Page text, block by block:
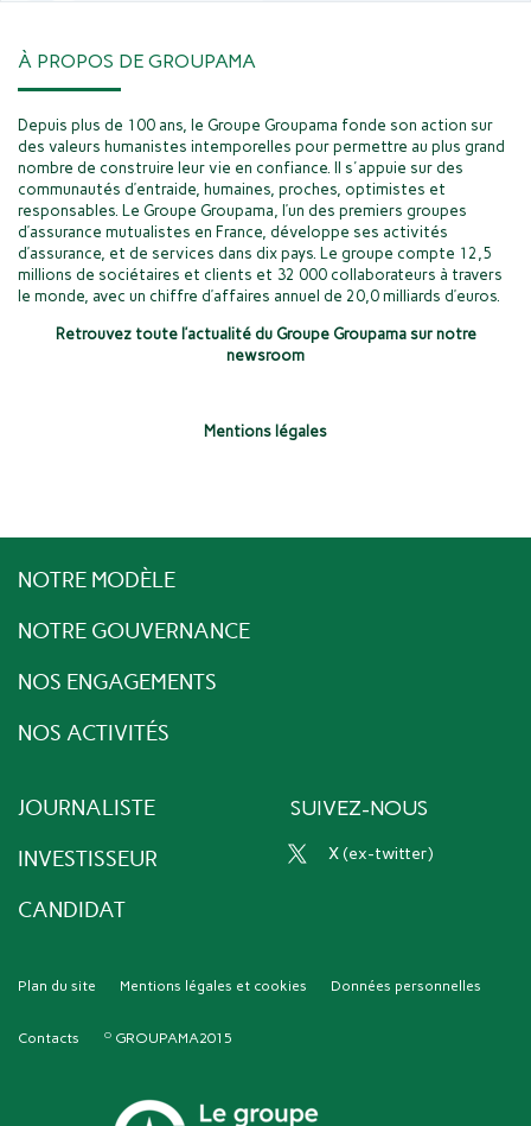
À PROPOS DE GROUPAMA
Depuis plus de 100 ans, le Groupe Groupama fonde son action sur
des valeurs humanistes intemporelles pour permettre au plus grand
nombre de construire leur vie en confiance. Il s'appuie sur des
communautés d’entraide, humaines, proches, optimistes et
responsables. Le Groupe Groupama, l’un des premiers groupes
d’assurance mutualistes en France, développe ses activités
d’assurance, et de services dans dix pays. Le groupe compte 12,5
millions de sociétaires et clients et 32 000 collaborateurs à travers
le monde, avec un chiffre d’affaires annuel de 20,0 milliards d’euros.
Retrouvez toute l’actualité du Groupe Groupama sur notre
newsroom
Mentions légales
NOTRE MODÈLE
NOTRE GOUVERNANCE
NOS ENGAGEMENTS
NOS ACTIVITÉS
JOURNALISTE
INVESTISSEUR
CANDIDAT
SUIVEZ-NOUS
x (ex-twitter)
Plan du site Mentions légales et cookies Données personnelles
Contacts GROUPAMA2015